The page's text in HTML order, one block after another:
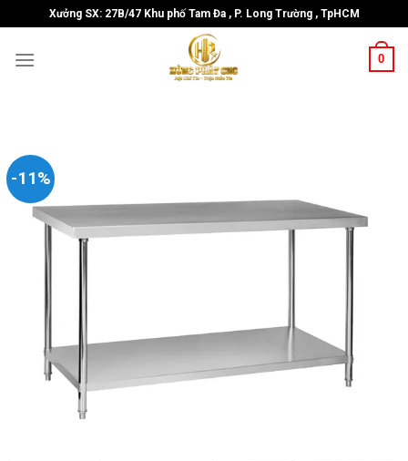
to
content
Xưởng SX: 27B/47 Khu phố Tam Đa , P. Long Trường , TpHCM
0
-11%